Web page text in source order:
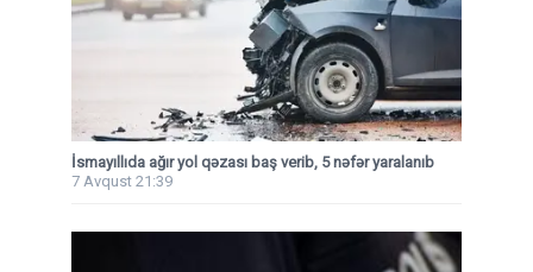
İsmayıllıda ağır yol qəzası baş verib, 5 nəfər yaralanıb
7 Avqust 21:39